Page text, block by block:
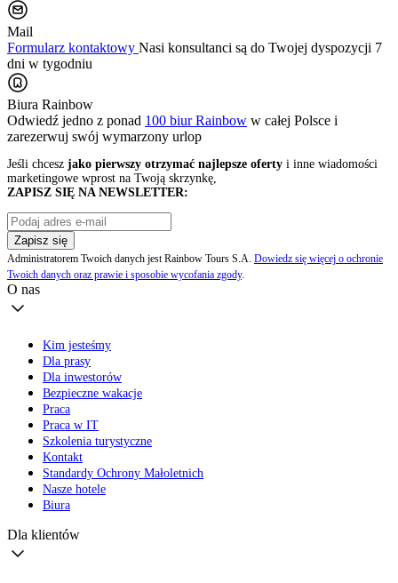
Mail
Formularz kontaktowy Nasi konsultanci są do Twojej dyspozycji 7
dni w tygodniu
Biura Rainbow
Odwiedź jedno z ponad 100 biur Rainbow w całej Polsce i
zarezerwuj swój wymarzony urlop
Jeśli chcesz jako pierwszy otrzymać najlepsze oferty i inne wiadomości
marketingowe wprost na Twoją skrzynkę,
ZAPISZ SIĘ NA NEWSLETTER:
Zapisz się
Administratorem Twoich danych jest Rainbow Tours S.A. Dowiedz się więcej o ochronie
Twoich danych oraz prawie i sposobie wycofania zgody.
O nas
Kim jesteśmy
Dla prasy
Dla inwestorów
Bezpieczne wakacje
Praca
Praca w IT
Szkolenia turystyczne
Kontakt
Standardy Ochrony Małoletnich
Nasze hotele
Biura
Dla klientów